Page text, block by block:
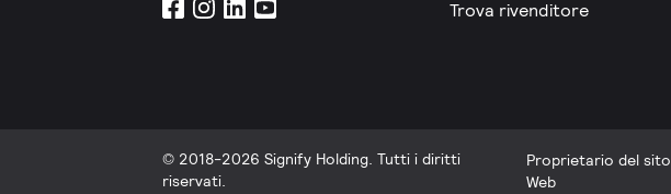
Trova rivenditore
© 2018-2026 Signify Holding. Tutti i diritti
riservati.
Proprietario del sito
Web